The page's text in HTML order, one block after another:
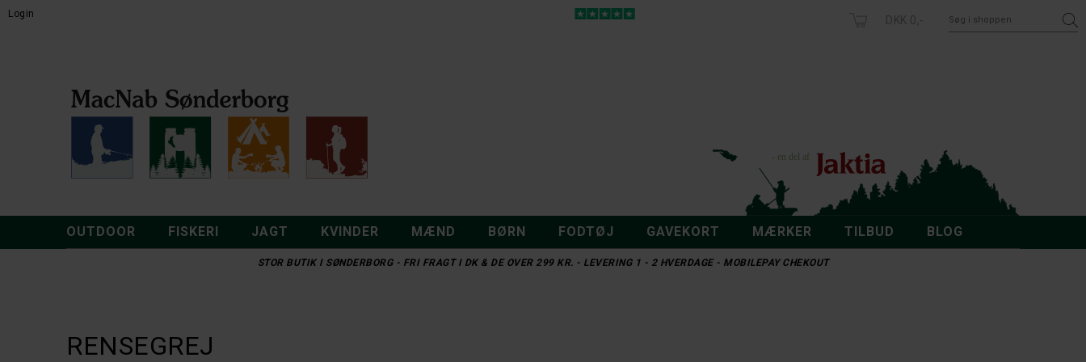
Login DKK 0,-
OUTDOOR FISKERI JAGT KVINDER MÆND BØRN FODTØJ GAVEKORT MÆRKER TILBUD BLOG
STOR BUTIK I SØNDERBORG - FRI FRAGT I DK & DE OVER 299 KR. - LEVERING 1 - 2 HVERDAGE - MOBILEPAY CHEKOUT
RENSEGREJ